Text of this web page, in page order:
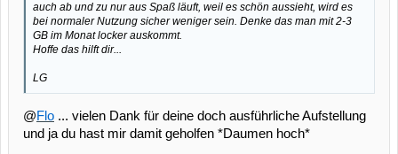
auch ab und zu nur aus Spaß läuft, weil es schön aussieht, wird es
bei normaler Nutzung sicher weniger sein. Denke das man mit 2-3
GB im Monat locker auskommt.
Hoffe das hilft dir...
LG
@Flo ... vielen Dank für deine doch ausführliche Aufstellung
und ja du hast mir damit geholfen *Daumen hoch*